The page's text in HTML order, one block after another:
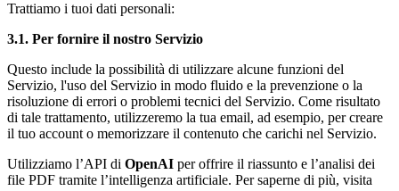
Trattiamo i tuoi dati personali:
3.1. Per fornire il nostro Servizio
Questo include la possibilità di utilizzare alcune funzioni del
Servizio, l'uso del Servizio in modo fluido e la prevenzione o la
risoluzione di errori o problemi tecnici del Servizio. Come risultato
di tale trattamento, utilizzeremo la tua email, ad esempio, per creare
il tuo account o memorizzare il contenuto che carichi nel Servizio.
Utilizziamo l’API di OpenAI per offrire il riassunto e l’analisi dei
file PDF tramite l’intelligenza artificiale. Per saperne di più, visita